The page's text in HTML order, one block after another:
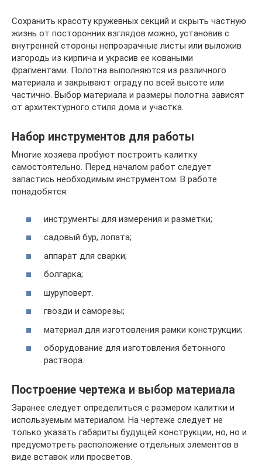
Сохранить красоту кружевных секций и скрыть частную
жизнь от посторонних взглядов можно, установив с
внутренней стороны непрозрачные листы или выложив
изгородь из кирпича и украсив ее коваными
фрагментами. Полотна выполняются из различного
материала и закрывают ограду по всей высоте или
частично. Выбор материала и размеры полотна зависят
от архитектурного стиля дома и участка.
Набор инструментов для работы
Многие хозяева пробуют построить калитку
самостоятельно. Перед началом работ следует
запастись необходимым инструментом. В работе
понадобятся:
инструменты для измерения и разметки;
садовый бур, лопата;
аппарат для сварки;
болгарка;
шуруповерт.
гвозди и саморезы;
материал для изготовления рамки конструкции;
оборудование для изготовления бетонного
раствора.
Построение чертежа и выбор материала
Заранее следует определиться с размером калитки и
используемым материалом. На чертеже следует не
только указать габариты будущей конструкции, но, но и
предусмотреть расположение отдельных элементов в
виде вставок или просветов.